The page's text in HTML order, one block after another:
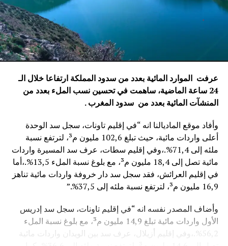
عرفت الموارد المائية بعدد من سدود المملكة ارتفاعا خلال الـ
24 ساعة الماضية، ساهمت في تحسين نسب الملء بعدد من
المنشآت المائية بعدد من سدود المغرب .
وأفاد موقع الماديالنا انه “في إقليم تاونات، سجل سد الوحدة
أعلى واردات مائية، حيث تبلغ 102,6 مليون م³، لترتفع نسبة
ملئه إلى 71,4%.،وفي إقليم سطات، عرف سد المسيرة واردات
مائية تصل إلى 18,4 مليون م³، مع بلوغ نسبة الملء 13,5%.،أما
في إقليم العرائش، فقد سجل سد دار خروفة واردات مائية تناهز
16,9 مليون م³، لترتفع نسبة ملئه إلى 37,5%.”
وأضاف المصدر نفسه انه “في إقليم تاونات، سجل سد إدريس
الأول واردات مائية تبلغ 14,9 مليون م³، مع بلوغ نسبة الملء
56,2%.،وفي إقليم أزيلال، عرف سد بين الويدان واردات مائية